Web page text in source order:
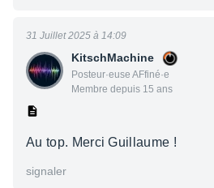
KitschMachine
Posteur·euse AFfiné·e
Membre depuis 15 ans
31 Juillet 2025 à 14:09
Au top. Merci Guillaume !
signaler